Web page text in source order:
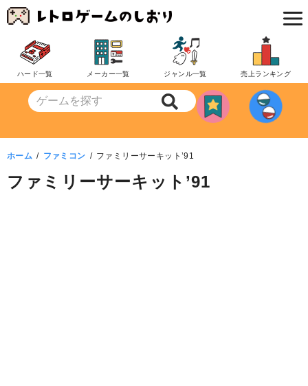
コ
ン
ツ
動
ハード一覧 メーカー一覧 ジャンル一覧 売上ランキング
ホーム ファミコン ファミリーサーキット’91
ファミリーサーキット’91